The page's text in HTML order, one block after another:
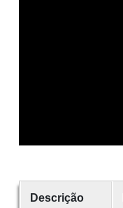
Descrição